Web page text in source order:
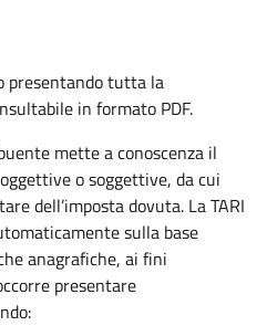
presentando tutta la
in formato PDF.
mette a conoscenza il
o soggettive, da cui
dell’imposta dovuta. La TARI
sulla base
anagrafiche, ai fini
presentare